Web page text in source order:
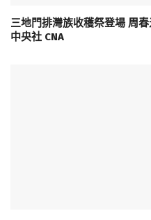
三地門排灣族收穫祭登場 周
中央社 CNA